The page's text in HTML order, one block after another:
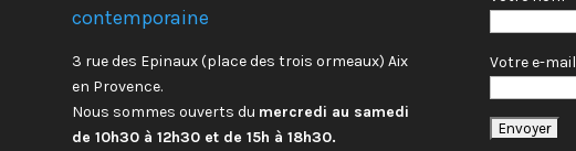
contemporaine
3 rue des Epinaux (place des trois ormeaux) Aix
en Provence.
Nous sommes ouverts du mercredi au samedi
de 10h30 à 12h30 et de 15h à 18h30.
Votre e-mail